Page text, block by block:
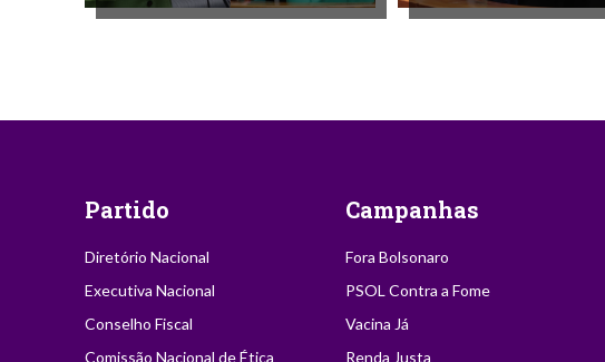
Partido
Diretório Nacional
Executiva Nacional
Conselho Fiscal
Comissão Nacional de Ética
Campanhas
Fora Bolsonaro
PSOL Contra a Fome
Vacina Já
Renda Justa